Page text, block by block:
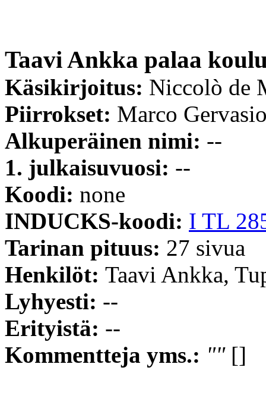
Taavi Ankka palaa
Käsikirjoitus: Niccolò de
Piirrokset: Marco
Alkuperäinen nimi: --
1. julkaisuvuosi: --
Koodi: none
INDUCKS-koodi: I TL
Tarinan pituus: 27 sivua
Henkilöt: Taavi Ankka,
Lyhyesti: --
Erityistä: --
Kommentteja yms.: ""[]